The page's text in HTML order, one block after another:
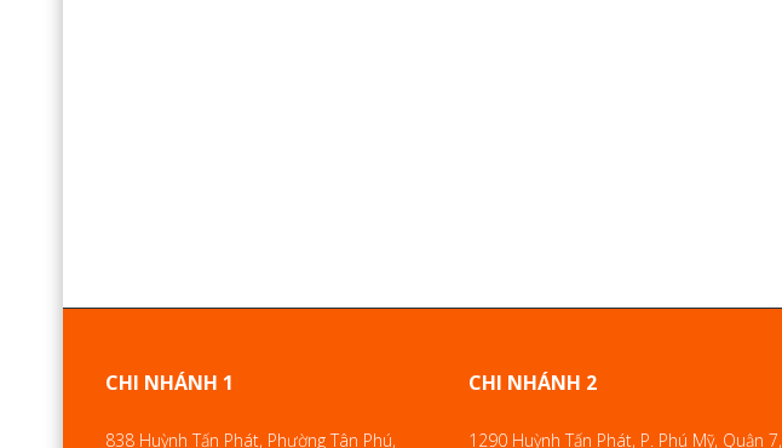
CHI NHÁNH 1
838 Huỳnh Tấn Phát, Phường Tân Phú,
CHI NHÁNH 2
1290 Huỳnh Tấn Phát, P. Phú Mỹ, Quận 7,